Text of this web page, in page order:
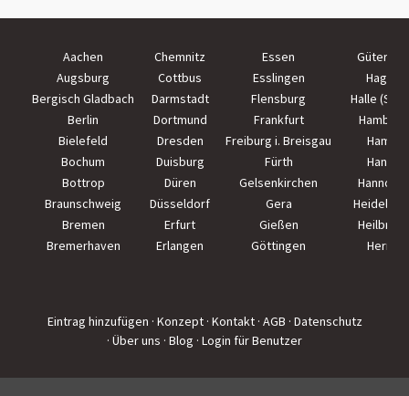
Aachen Chemnitz Essen
Augsburg
Cottbus Esslingen
Hagen
Bergisch Gladbach
Darmstadt Flensburg
Halle
Berlin
Dortmund Frankfurt
Hamburg
Bielefeld
Dresden Freiburg i. Breisgau
Hamm
Bochum
Duisburg Fürth
Hanau
Bottrop
Düren Gelsenkirchen
Hannover
Braunschweig
Düsseldorf Gera
Bremen
Erfurt Gießen
Heilbronn
Bremerhaven
Erlangen Göttingen Herne
Eintrag hinzufügen · Konzept · Kontakt · AGB · Datenschutz
· Über uns · Blog · Login für Benutzer